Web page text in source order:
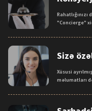
"Concierge"
Sizə
Xüsusi
məlumatları